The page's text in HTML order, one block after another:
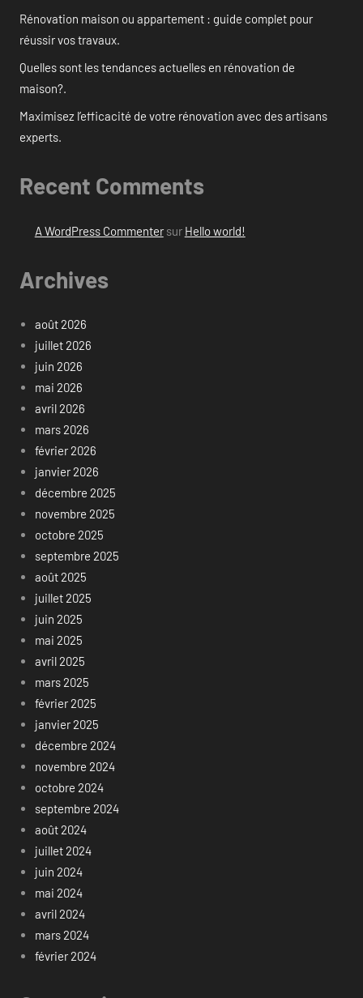
Rénovation maison ou appartement : guide complet pour
réussir vos travaux.
Quelles sont les tendances actuelles en rénovation de
maison?.
Maximisez l’efficacité de votre rénovation avec des artisans
experts.
Recent Comments
A WordPress Commentersur Hello world!
Archives
août 2026
juillet 2026
juin 2026
mai 2026
avril 2026
mars 2026
février 2026
janvier 2026
décembre 2025
novembre 2025
octobre 2025
septembre 2025
août 2025
juillet 2025
juin 2025
mai 2025
avril 2025
mars 2025
février 2025
janvier 2025
décembre 2024
novembre 2024
octobre 2024
septembre 2024
août 2024
juillet 2024
juin 2024
mai 2024
avril 2024
mars 2024
février 2024